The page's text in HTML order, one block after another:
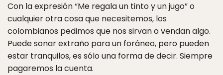
Con la expresión “Me regala un tinto y un jugo” o
cualquier otra cosa que necesitemos, los
colombianos pedimos que nos sirvan o vendan algo.
Puede sonar extraño para un foráneo, pero pueden
estar tranquilos, es sólo una forma de decir. Siempre
pagaremos la cuenta.